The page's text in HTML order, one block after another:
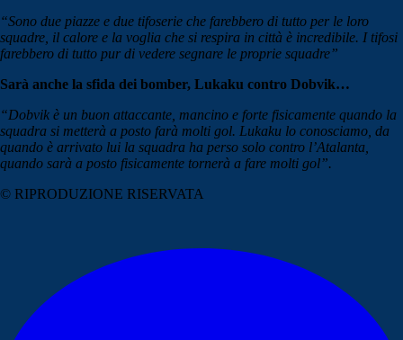
“Sono due piazze e due tifoserie che farebbero di tutto per le loro
squadre, il calore e la voglia che si respira in città è incredibile. I tifosi
farebbero di tutto pur di vedere segnare le proprie squadre”
Sarà anche la sfida dei bomber, Lukaku contro Dobvik…
“Dobvik è un buon attaccante, mancino e forte fisicamente quando la
squadra si metterà a posto farà molti gol. Lukaku lo conosciamo, da
quando è arrivato lui la squadra ha perso solo contro l’Atalanta,
quando sarà a posto fisicamente tornerà a fare molti gol”.
© RIPRODUZIONE RISERVATA